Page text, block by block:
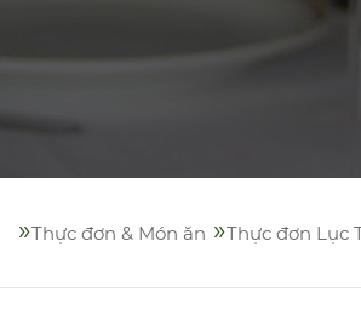
»Thực đơn & Món ăn »Thực đơn Lục